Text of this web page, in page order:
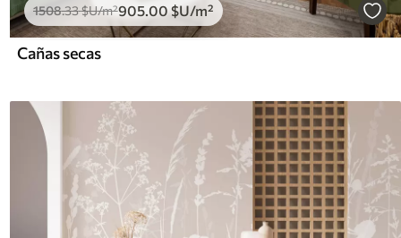
1508.33$U/m²905.00 $U/m²
Cañas secas